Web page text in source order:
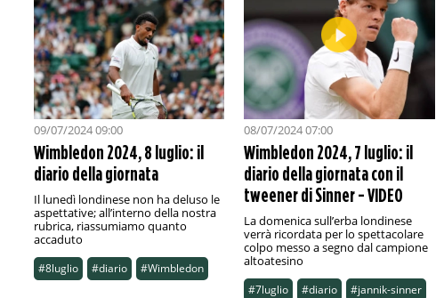
09/07/2024 09:00
Wimbledon 2024, 8 luglio: il
diario della giornata
Il lunedì londinese non ha deluso le
aspettative; all’interno della nostra
rubrica, riassumiamo quanto
accaduto
#8luglio #diario #Wimbledon
08/07/2024 07:00
Wimbledon 2024, 7 luglio: il
diario della giornata con il
tweener di Sinner - VIDEO
La domenica sull’erba londinese
verrà ricordata per lo spettacolare
colpo messo a segno dal campione
altoatesino
#7luglio #diario
#jannik-sinner